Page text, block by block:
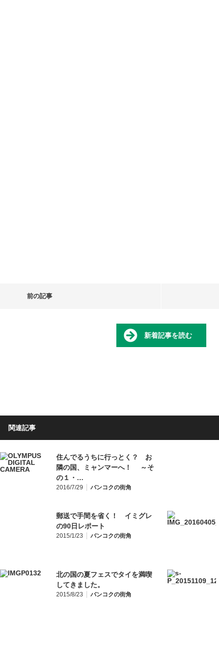
前の記事
新着記事を読む
関連記事
住んでるうちに行っとく？ お
隣の国、ミャンマーへ！ ～そ
の１・…
2016/7/29 バンコクの街角
郵送で手間を省く！ イミグレ
の90日レポート
2015/1/23 バンコクの街角
北の国の夏フェスでタイを満喫
してきました。
2015/8/23 バンコクの街角